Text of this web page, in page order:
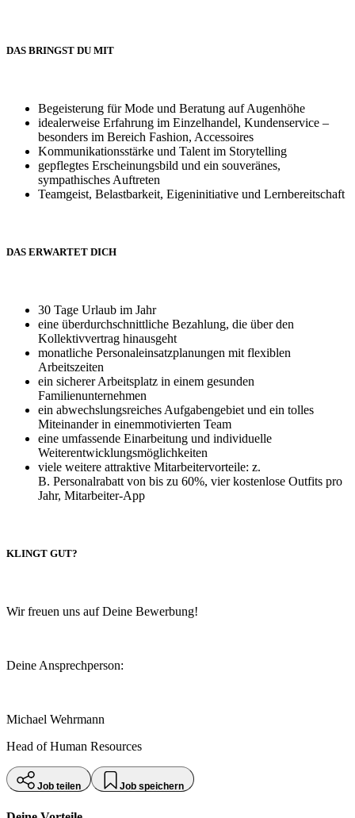
DAS BRINGST DU MIT
Begeisterung für Mode und Beratung auf Augenhöhe
idealerweise Erfahrung im Einzelhandel, Kundenservice –
besonders im Bereich Fashion, Accessoires
Kommunikationsstärke und Talent im Storytelling
gepflegtes Erscheinungsbild und ein souveränes,
sympathisches Auftreten
Teamgeist, Belastbarkeit, Eigeninitiative und Lernbereitschaft
DAS ERWARTET DICH
30 Tage Urlaub im Jahr
eine überdurchschnittliche Bezahlung, die über den
Kollektivvertrag hinausgeht
monatliche Personaleinsatzplanungen mit flexiblen
Arbeitszeiten
ein sicherer Arbeitsplatz in einem gesunden
Familienunternehmen
ein abwechslungsreiches Aufgabengebiet und ein tolles
Miteinander in einemmotivierten Team
eine umfassende Einarbeitung und individuelle
Weiterentwicklungsmöglichkeiten
viele weitere attraktive Mitarbeitervorteile: z.
B. Personalrabatt von bis zu 60%, vier kostenlose Outfits pro
Jahr, Mitarbeiter-App
KLINGT GUT?
Wir freuen uns auf Deine Bewerbung!
Deine Ansprechperson:
Michael Wehrmann
Head of Human Resources
Job teilen Job speichern